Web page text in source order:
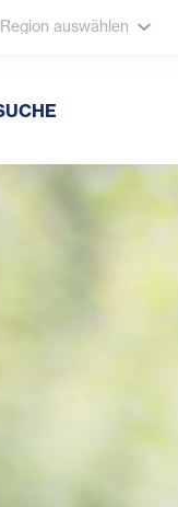
Region auswählen